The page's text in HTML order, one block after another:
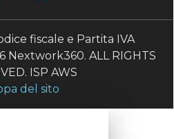
fiscale e Partita IVA
Nextwork360. ALL RIGHTS
ISP AWS
del sito